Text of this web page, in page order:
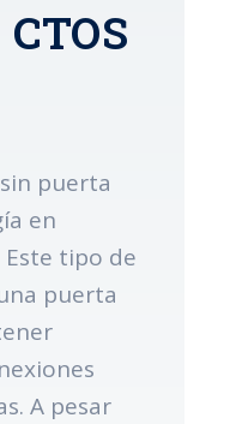
puerta
en
Este tipo de
puerta
A pesar